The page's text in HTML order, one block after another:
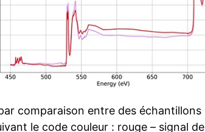
comparaison entre des échantillons
le code couleur : rouge – signal de